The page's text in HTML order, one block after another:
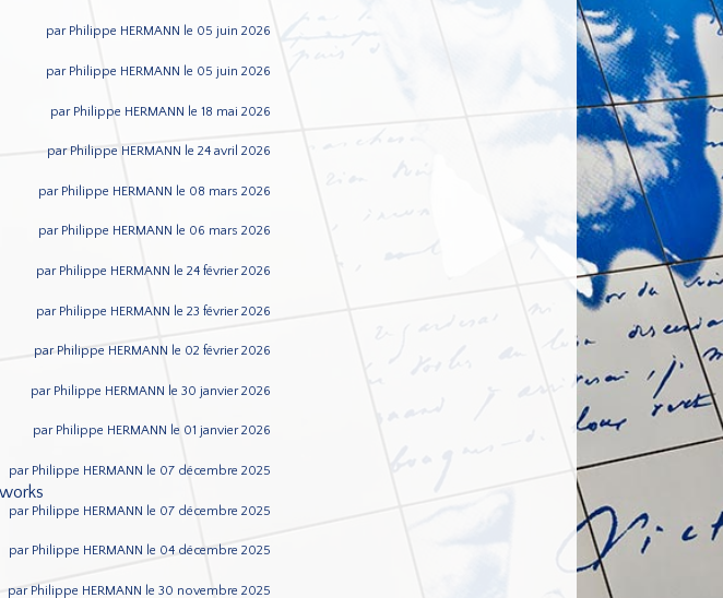
par Philippe HERMANN le 05 juin 2026
par Philippe HERMANN le 05 juin 2026
par Philippe HERMANN le 18 mai 2026
par Philippe HERMANN le 24 avril 2026
par Philippe HERMANN le 08 mars 2026
par Philippe HERMANN le 06 mars 2026
par Philippe HERMANN le 24 février 2026
par Philippe HERMANN le 23 février 2026
par Philippe HERMANN le 02 février 2026
par Philippe HERMANN le 30 janvier 2026
par Philippe HERMANN le 01 janvier 2026
par Philippe HERMANN le 07 décembre 2025
par Philippe HERMANN le 07 décembre 2025
par Philippe HERMANN le 04 décembre 2025
par Philippe HERMANN le 30 novembre 2025